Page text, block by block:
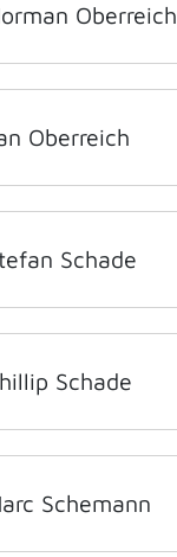
Oberreich
Oberreich
Schade
Schade
Schemann